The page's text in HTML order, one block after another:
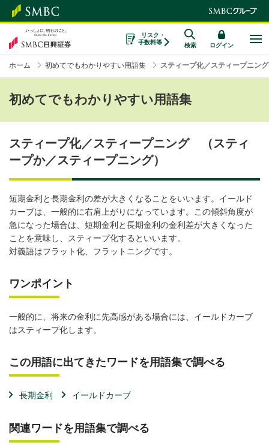
リスク・
手数料等
検索 ログイン
ホーム 初めてでもわかりやすい用語集 スティープ化／スティープニング
初めてでもわかりやすい用語集
スティープ化／スティープニング （スティ
ープか／スティープニング）
短期金利と長期金利の差が大きくなることをいいます。イールド
カーブは、一般的に右肩上がりになっています。この傾斜角度が
急になった場合は、短期金利と長期金利の金利差が大きくなった
ことを意味し、スティープ化するといいます。
対義語はフラット化、フラットニングです。
ワンポイント
一般的に、将来の金利に先高感がある場合には、イールドカーブ
はスティープ化します。
この用語に出てきたワードを用語集で調べる
長期金利 イールドカーブ
関連ワードを用語集で調べる